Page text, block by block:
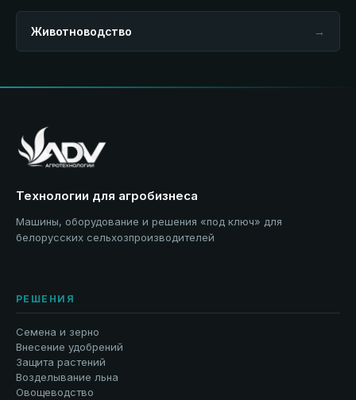
Животноводство →
Технологии для агробизнеса
Машины, оборудование и решения «под ключ» для
белорусских сельхозпроизводителей
РЕШЕНИЯ
Семена и зерно
Внесение удобрений
Защита растений
Возделывание льна
Овощеводство